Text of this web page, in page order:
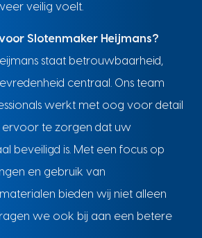
veilig voelt.
Slotenmaker Heijmans?
staat betrouwbaarheid,
centraal. Ons team
werkt met oog voor detail
te zorgen dat uw
beveiligd is. Met een focus op
en gebruik van
bieden wij niet alleen
we ook bij aan een betere